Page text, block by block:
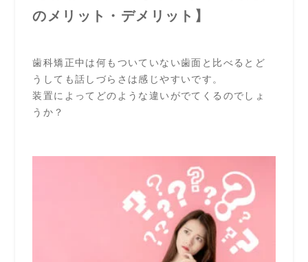
のメリット・デメリット】
歯科矯正中は何もついていない歯面と比べるとど
うしても話しづらさは感じやすいです。
装置によってどのような違いがでてくるのでしょ
うか？